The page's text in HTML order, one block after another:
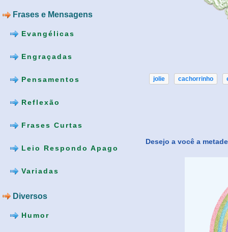
Frases e Mensagens
Evangélicas
Engraçadas
Pensamentos
Reflexão
Frases Curtas
Leio Respondo Apago
Variadas
Diversos
Humor
jolie cachorrinho
Desejo a você a